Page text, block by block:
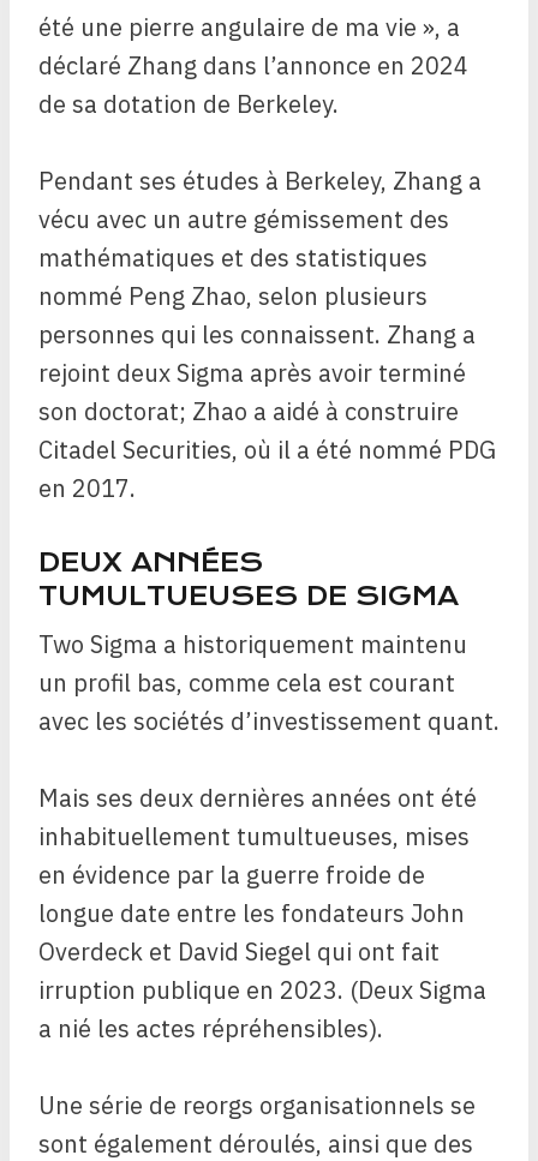
été une pierre angulaire de ma vie », a
déclaré Zhang dans l’annonce en 2024
de sa dotation de Berkeley.
Pendant ses études à Berkeley, Zhang a
vécu avec un autre gémissement des
mathématiques et des statistiques
nommé Peng Zhao, selon plusieurs
personnes qui les connaissent. Zhang a
rejoint deux Sigma après avoir terminé
son doctorat; Zhao a aidé à construire
Citadel Securities, où il a été nommé PDG
en 2017.
DEUX ANNÉES
TUMULTUEUSES DE SIGMA
Two Sigma a historiquement maintenu
un profil bas, comme cela est courant
avec les sociétés d’investissement quant.
Mais ses deux dernières années ont été
inhabituellement tumultueuses, mises
en évidence par la guerre froide de
longue date entre les fondateurs John
Overdeck et David Siegel qui ont fait
irruption publique en 2023. (Deux Sigma
a nié les actes répréhensibles).
Une série de reorgs organisationnels se
sont également déroulés, ainsi que des